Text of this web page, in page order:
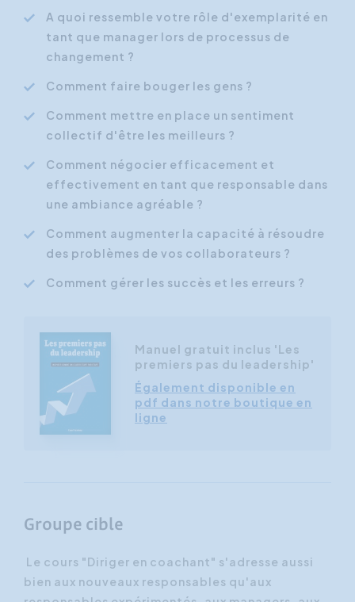
A quoi ressemble votre rôle d'exemplarité en
tant que manager lors de processus de
changement ?
Comment faire bouger les gens ?
Comment mettre en place un sentiment
collectif d'être les meilleurs ?
Comment négocier efficacement et
effectivement en tant que responsable dans
une ambiance agréable ?
Comment augmenter la capacité à résoudre
des problèmes de vos collaborateurs ?
Comment gérer les succès et les erreurs ?
Manuel gratuit inclus 'Les
premiers pas du leadership'
Également disponible en
pdf dans notre boutique en
ligne
Groupe cible
Le cours "Diriger en coachant" s'adresse aussi
bien aux nouveaux responsables qu'aux